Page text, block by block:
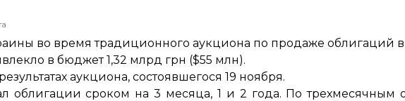
во время традиционного аукциона по продаже облигаций
в бюджет 1,32 млрд грн ($55 млн).
аукциона, состоявшегося 19 ноября.
облигации сроком на 3 месяца, 1 и 2 года. По трехмесячным